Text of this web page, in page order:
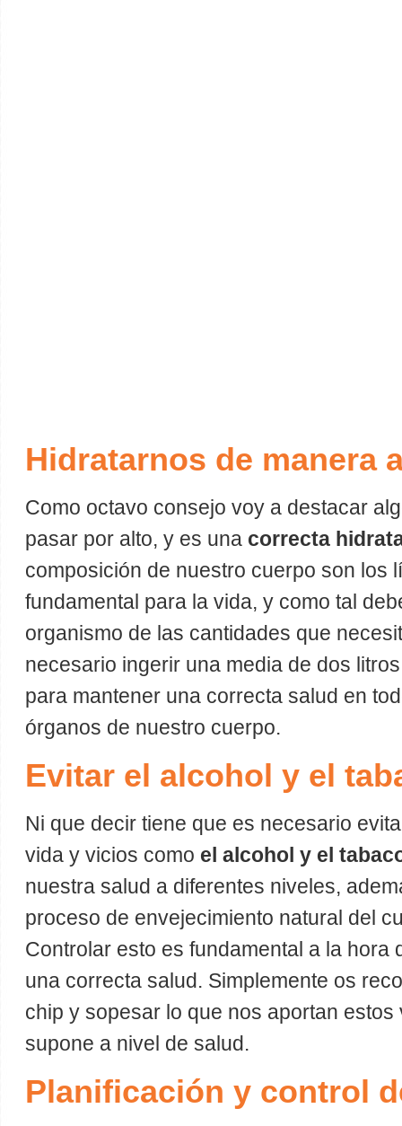
Hidratarnos de manera
Como octavo consejo voy a destacar
pasar por alto, y es una correcta
composición de nuestro cuerpo son los
fundamental para la vida, y como tal
organismo de las cantidades que
necesario ingerir una media de dos
para mantener una correcta salud en
órganos de nuestro cuerpo.
Evitar el alcohol y el
Ni que decir tiene que es necesario
vida y vicios como el alcohol y el
nuestra salud a diferentes niveles,
proceso de envejecimiento natural del
Controlar esto es fundamental a la hora
una correcta salud. Simplemente os
chip y sopesar lo que nos aportan
supone a nivel de salud.
Planificación y control